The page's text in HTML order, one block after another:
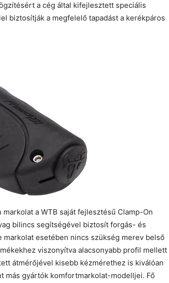
a cég által kifejlesztett speciális
biztosítják a megfelelő tapadást a kerékpáros
a WTB saját fejlesztésű Clamp-On
bilincs segítségével biztosít forgás- és
esetében nincs szükség merev belső
viszonyítva alacsonyabb profil mellett
átmérőjével kisebb kézmérethez is kiválóan
más gyártók komfortmarkolat-modelljei. Fő